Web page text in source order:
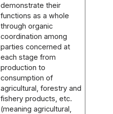
demonstrate their
functions as a whole
through organic
coordination among
parties concerned at
each stage from
production to
consumption of
agricultural, forestry and
fishery products, etc.
(meaning agricultural,